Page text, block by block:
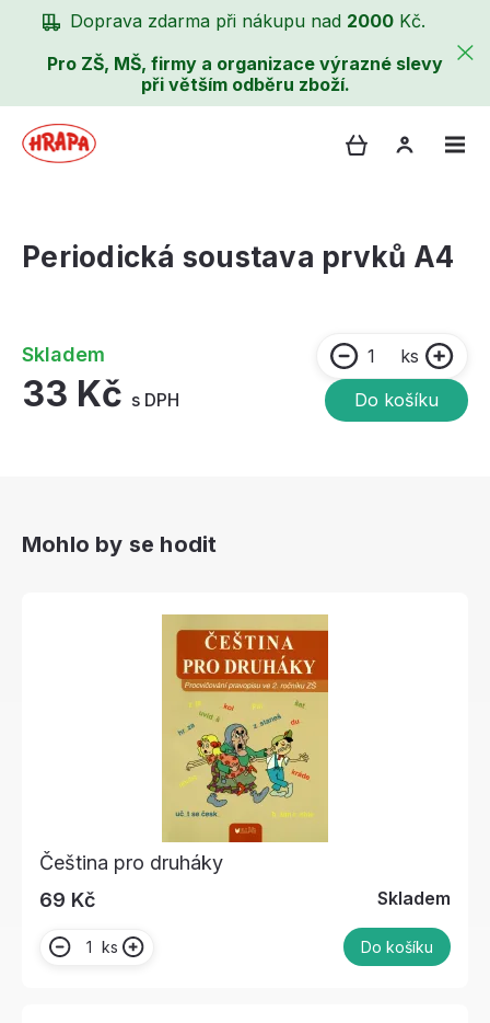
Doprava zdarma při nákupu nad 2000 Kč.
Pro ZŠ, MŠ, firmy a organizace výrazné slevy
při větším odběru zboží.
Periodická soustava prvků A4
Skladem
33 Kč s DPH
ks
Do košíku
Mohlo by se hodit
Čeština pro druháky
69 Kč
Skladem
ks Do košíku